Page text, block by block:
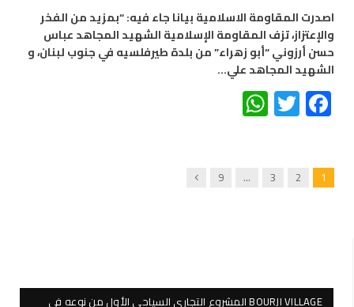
اصدرت المقاومة الاسلامية بيانا جاء فيه: “بمزيد من الفخر
والإعتزاز، تزف المقاومة الإسلامية الشهيد المجاهد عباس
حسن أرزوني “أبو زهراء” من بلدة طيرفلسيه في جنوب لبنان، و
الشهيد المجاهد علي…
Facebook
Twitter
1
2
3
…
9
Next
BOURJI VILLAGE المشروع التجاري السياحي الأول من نوعه في